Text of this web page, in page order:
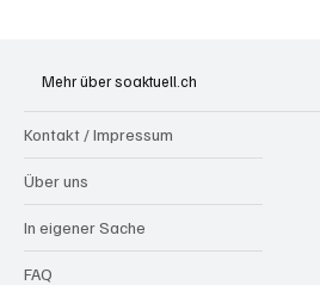
gesucht)
Mehr über soaktuell.ch
Kontakt / Impressum
Über uns
In eigener Sache
FAQ